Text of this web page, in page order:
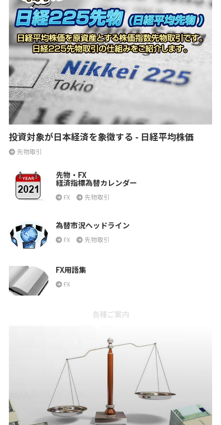
投資対象が日本経済を象徴する - 日経平均株価
先物取引
先物・FX
経済指標為替カレンダー
FX 先物取引
為替市況ヘッドライン
FX 先物取引
FX用語集
FX
各種ご案内